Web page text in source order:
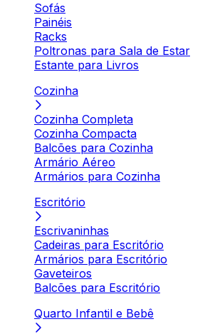
Sofás
Painéis
Racks
Poltronas para Sala de Estar
Estante para Livros
Cozinha
Cozinha Completa
Cozinha Compacta
Balcões para Cozinha
Armário Aéreo
Armários para Cozinha
Escritório
Escrivaninhas
Cadeiras para Escritório
Armários para Escritório
Gaveteiros
Balcões para Escritório
Quarto Infantil e Bebê